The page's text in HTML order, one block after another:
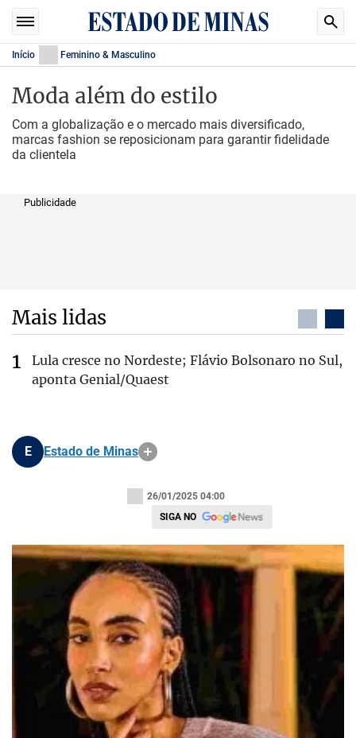
Início Feminino & Masculino
Moda além do estilo
Com a globalização e o mercado mais diversificado,
marcas fashion se reposicionam para garantir fidelidade
da clientela
Publicidade
Mais lidas
Lula cresce no Nordeste; Flávio Bolsonaro no Sul,
aponta Genial/Quaest
E Estado de Minas
26/01/2025 04:00
SIGA NO